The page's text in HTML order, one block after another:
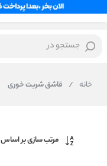
جستجو در
خانه / قاشق شربت خوری
مرتب سازی بر اساس